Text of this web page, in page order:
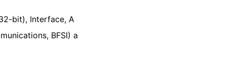
bit), Interface, A
BFSI) a